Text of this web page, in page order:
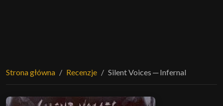
Strona główna Recenzje Silent Voices ─ Infernal